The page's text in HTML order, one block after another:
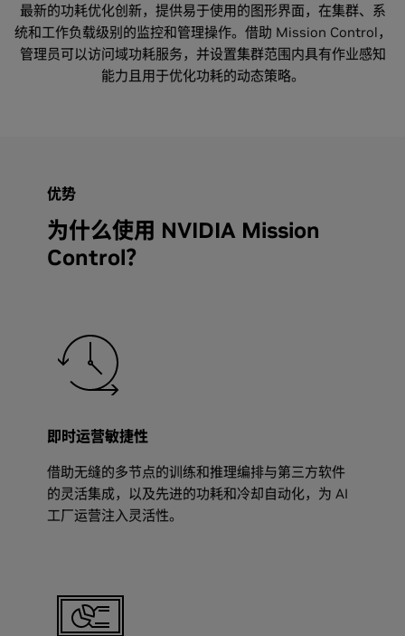
最新的功耗优化创新，提供易于使用的图形界面，在集群、系
统和工作负载级别的监控和管理操作。借助 Mission Control，
管理员可以访问域功耗服务，并设置集群范围内具有作业感知
能力且用于优化功耗的动态策略。
优势
为什么使用 NVIDIA Mission
Control？
即时运营敏捷性
借助无缝的多节点的训练和推理编排与第三方软件
的灵活集成，以及先进的功耗和冷却自动化，为 AI
工厂运营注入灵活性。